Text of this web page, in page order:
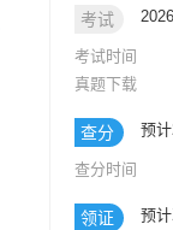
考试
考试时间
真题下载
查分 预
查分时间
领证 预